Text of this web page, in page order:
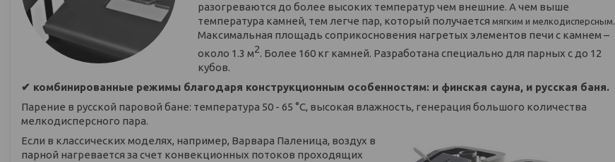
разогреваются до более высоких температур чем внешние. А чем выше
температура камней, тем легче пар, который получается мягким и мелкодисперсным.
Максимальная площадь соприкосновения нагретых элементов печи с камнем –
около 1.3 м2. Более 160 кг камней. Разработана специально для парных с до 12
кубов.
✔ комбинированные режимы благодаря конструкционным особенностям: и финская сауна, и русская баня.
Парение в русской паровой бане: температура 50 - 65 °С, высокая влажность, генерация большого количества
мелкодисперсного пара.
Если в классических моделях, например, Варвара Паленица, воздух в
парной нагревается за счет конвекционных потоков проходящих